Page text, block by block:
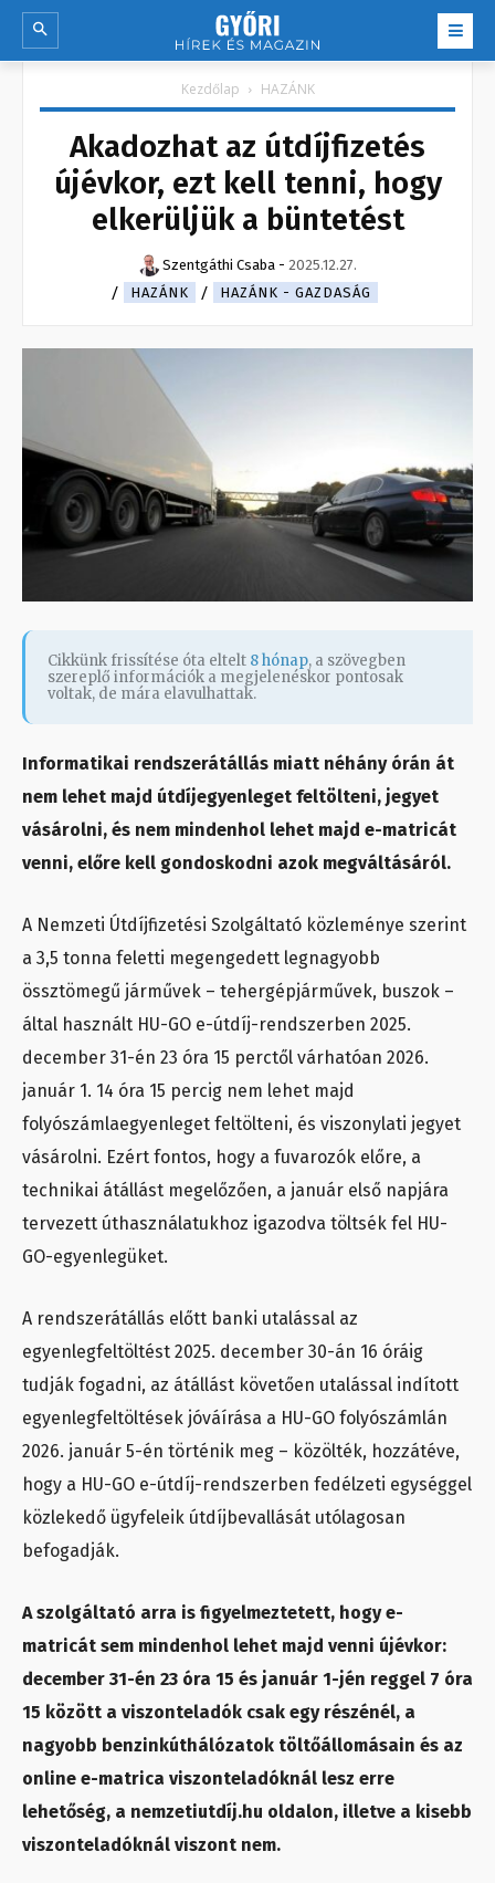
Kezdőlap HAZÁNK
Akadozhat az útdíjfizetés
újévkor, ezt kell tenni, hogy
elkerüljük a büntetést
Szentgáthi Csaba - 2025.12.27.
HAZÁNK
HAZÁNK - GAZDASÁG
Cikkünk frissítése óta eltelt 8 hónap, a szövegben
szereplő információk a megjelenéskor pontosak
voltak, de mára elavulhattak.
Informatikai rendszerátállás miatt néhány órán át
nem lehet majd útdíjegyenleget feltölteni, jegyet
vásárolni, és nem mindenhol lehet majd e-matricát
venni, előre kell gondoskodni azok megváltásáról.
A Nemzeti Útdíjfizetési Szolgáltató közleménye szerint
a 3,5 tonna feletti megengedett legnagyobb
össztömegű járművek – tehergépjárművek, buszok –
által használt HU-GO e-útdíj-rendszerben 2025.
december 31-én 23 óra 15 perctől várhatóan 2026.
január 1. 14 óra 15 percig nem lehet majd
folyószámlaegyenleget feltölteni, és viszonylati jegyet
vásárolni. Ezért fontos, hogy a fuvarozók előre, a
technikai átállást megelőzően, a január első napjára
tervezett úthasználatukhoz igazodva töltsék fel HU-
GO-egyenlegüket.
A rendszerátállás előtt banki utalással az
egyenlegfeltöltést 2025. december 30-án 16 óráig
tudják fogadni, az átállást követően utalással indított
egyenlegfeltöltések jóváírása a HU-GO folyószámlán
2026. január 5-én történik meg – közölték, hozzátéve,
hogy a HU-GO e-útdíj-rendszerben fedélzeti egységgel
közlekedő ügyfeleik útdíjbevallását utólagosan
befogadják.
A szolgáltató arra is figyelmeztetett, hogy e-
matricát sem mindenhol lehet majd venni újévkor:
december 31-én 23 óra 15 és január 1-jén reggel 7 óra
15 között a viszonteladók csak egy részénél, a
nagyobb benzinkúthálózatok töltőállomásain és az
online e-matrica viszonteladóknál lesz erre
lehetőség, a nemzetiutdíj.hu oldalon, illetve a kisebb
viszonteladóknál viszont nem.